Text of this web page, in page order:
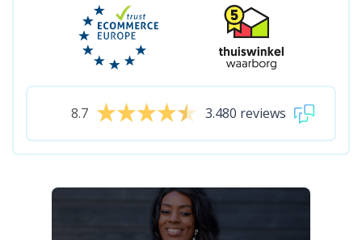
8.7 3.480 reviews